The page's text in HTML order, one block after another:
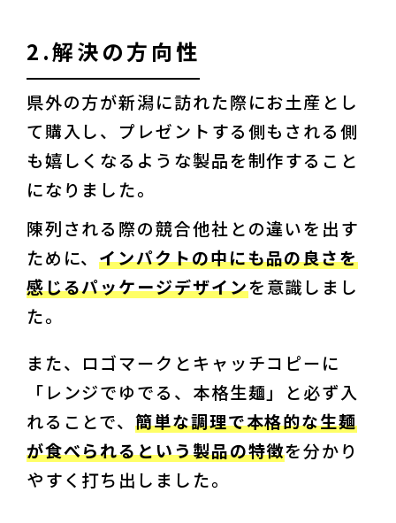
2.解決の方向性
県外の方が新潟に訪れた際にお土産とし
て購入し、プレゼントする側もされる側
も嬉しくなるような製品を制作すること
になりました。
陳列される際の競合他社との違いを出す
ために、インパクトの中にも品の良さを
感じるパッケージデザインを意識しまし
た。
また、ロゴマークとキャッチコピーに
「レンジでゆでる、本格生麺」と必ず入
れることで、簡単な調理で本格的な生麺
が食べられるという製品の特徴を分かり
やすく打ち出しました。